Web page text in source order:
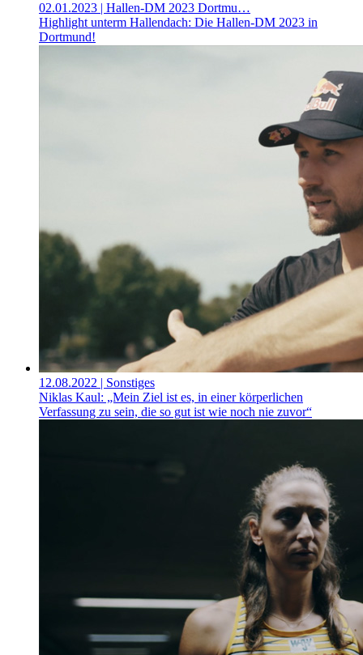
02.01.2023 | Hallen-DM 2023 Dortmu…
Highlight unterm Hallendach: Die Hallen-DM 2023 in
Dortmund!
12.08.2022 | Sonstiges
Niklas Kaul: „Mein Ziel ist es, in einer körperlichen
Verfassung zu sein, die so gut ist wie noch nie zuvor“